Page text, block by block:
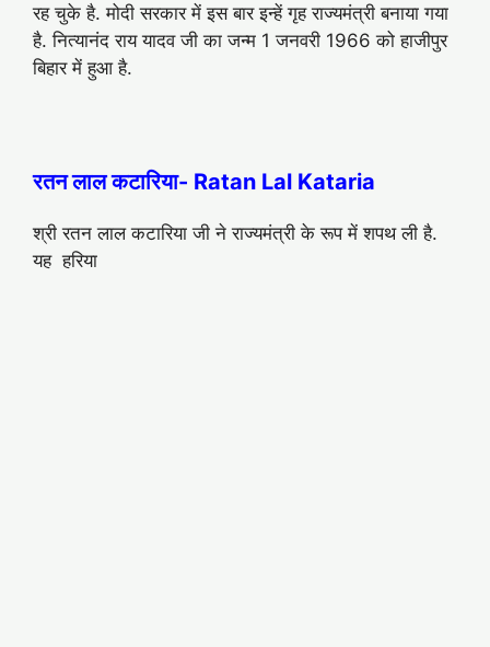
रह चुके है. मोदी सरकार में इस बार इन्हें गृह राज्यमंत्री बनाया गया
है. नित्यानंद राय यादव जी का जन्म 1 जनवरी 1966 को हाजीपुर
बिहार में हुआ है.
रतन लाल कटारिया- Ratan Lal Kataria
श्री रतन लाल कटारिया जी ने राज्यमंत्री के रूप में शपथ ली है.
यह हरिया